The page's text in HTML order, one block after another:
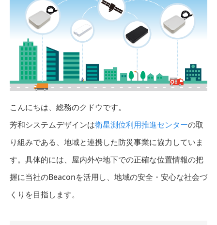
こんにちは、総務のクドウです。
芳和システムデザインは衛星測位利用推進センターの取
り組みである、地域と連携した防災事業に協力していま
す。具体的には、屋内外や地下での正確な位置情報の把
握に当社のBeaconを活用し、地域の安全・安心な社会づ
くりを目指します。